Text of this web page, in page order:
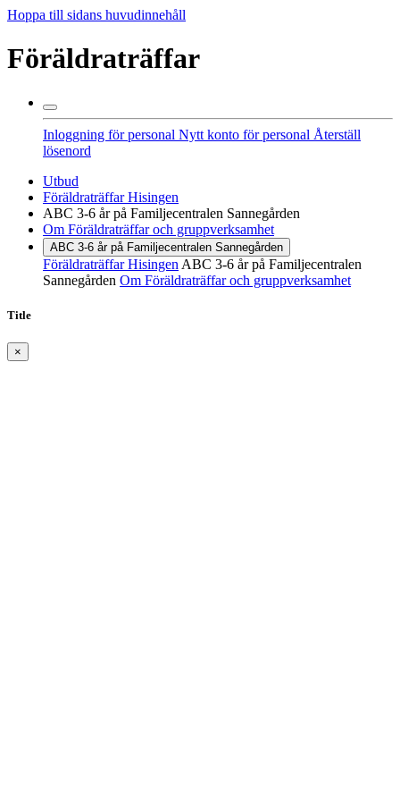
Hoppa till sidans huvudinnehåll
Föräldraträffar
Inloggning för personal Nytt konto för personal Återställ
lösenord
Utbud
Föräldraträffar Hisingen
ABC 3-6 år på Familjecentralen Sannegården
Om Föräldraträffar och gruppverksamhet
ABC 3-6 år på Familjecentralen Sannegården
Föräldraträffar Hisingen ABC 3-6 år på Familjecentralen
Sannegården Om Föräldraträffar och gruppverksamhet
Title
×